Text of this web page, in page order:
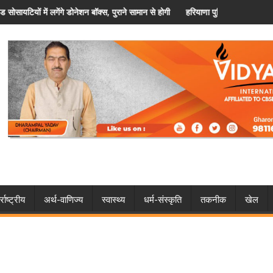
सामान से होगी जरूरतमंदों की मददहरियाणा पुलिस में कांस्टेबल प्रमोशन प्रक्रिया शुरू, विशेष कोटे से
अर्थ-वाणिज्य स्वास्थ्य धर्म-संस्कृति तकनीक खेल